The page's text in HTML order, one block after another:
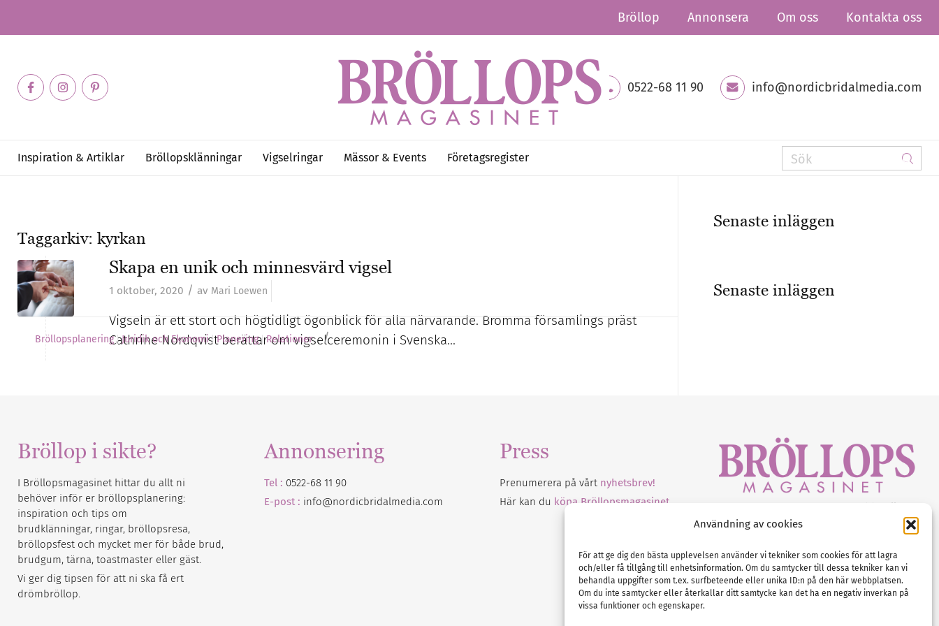
Användning av cookies
För att ge dig den bästa upplevelsen använder vi tekniker som cookies för att lagra
och/eller få tillgång till enhetsinformation. Om du samtycker till dessa tekniker kan vi
behandla uppgifter som t.ex. surfbeteende eller unika ID:n på den här webbplatsen.
Om du inte samtycker eller återkallar ditt samtycke kan det ha en negativ inverkan på
vissa funktioner och egenskaper.
Bröllop Annonsera Om oss Kontakta oss
0522-68 11 90 info@nordicbridalmedia.com
Inspiration & Artiklar Bröllopsklänningar Vigselringar Mässor & Events Företagsregister
Taggarkiv: kyrkan
Skapa en unik och minnesvärd vigsel
1 oktober, 2020 / av Mari Loewen
Vigseln är ett stort och högtidligt ögonblick för alla närvarande. Bromma församlings präst
Cathrine Nordqvist berättar om vigselceremonin i Svenska…
Bröllopsplanering Juridik och Ekonomi Planering Relationer /
Senaste inläggen
Senaste inläggen
Bröllop i sikte?
I Bröllopsmagasinet hittar du allt ni
behöver inför er bröllopsplanering:
inspiration och tips om
brudklänningar, ringar, bröllopsresa,
bröllopsfest och mycket mer för både brud,
brudgum, tärna, toastmaster eller gäst.
Vi ger dig tipsen för att ni ska få ert
drömbröllop.
Annonsering
Tel : 0522-68 11 90
E-post : info@nordicbridalmedia.com
Press
Prenumerera på vårt nyhetsbrev!
Här kan du köpa Bröllopsmagasinet
Tel :0522-68 11 90
Nordic Bridal Media
(c) All rights reserved.
Org.nr: SE 5171000119